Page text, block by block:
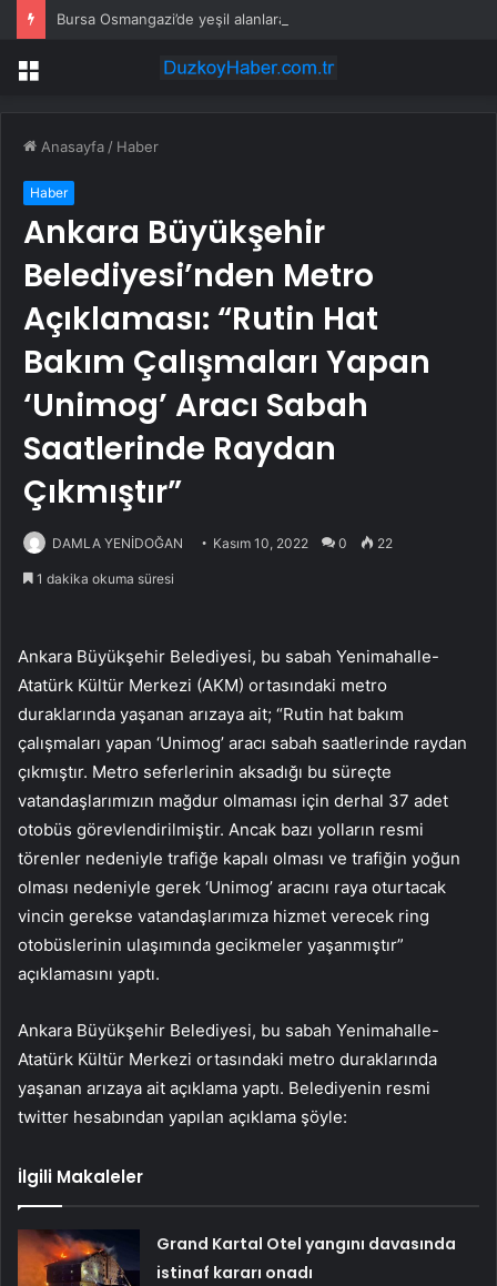
Bursa Osmangazi’de yeşil alanlara titiz koruma
Menü
Anasayfa / Haber
Haber
Ankara Büyükşehir
Belediyesi’nden Metro
Açıklaması: “Rutin Hat
Bakım Çalışmaları Yapan
‘Unimog’ Aracı Sabah
Saatlerinde Raydan
Çıkmıştır”
DAMLA YENİDOĞAN Kasım 10, 2022 0 22
1 dakika okuma süresi
Ankara Büyükşehir Belediyesi, bu sabah Yenimahalle-
Atatürk Kültür Merkezi (AKM) ortasındaki metro
duraklarında yaşanan arızaya ait; “Rutin hat bakım
çalışmaları yapan ‘Unimog’ aracı sabah saatlerinde raydan
çıkmıştır. Metro seferlerinin aksadığı bu süreçte
vatandaşlarımızın mağdur olmaması için derhal 37 adet
otobüs görevlendirilmiştir. Ancak bazı yolların resmi
törenler nedeniyle trafiğe kapalı olması ve trafiğin yoğun
olması nedeniyle gerek ‘Unimog’ aracını raya oturtacak
vincin gerekse vatandaşlarımıza hizmet verecek ring
otobüslerinin ulaşımında gecikmeler yaşanmıştır”
açıklamasını yaptı.
Ankara Büyükşehir Belediyesi, bu sabah Yenimahalle-
Atatürk Kültür Merkezi ortasındaki metro duraklarında
yaşanan arızaya ait açıklama yaptı. Belediyenin resmi
twitter hesabından yapılan açıklama şöyle:
İlgili Makaleler
Grand Kartal Otel yangını davasında
istinaf kararı onadı